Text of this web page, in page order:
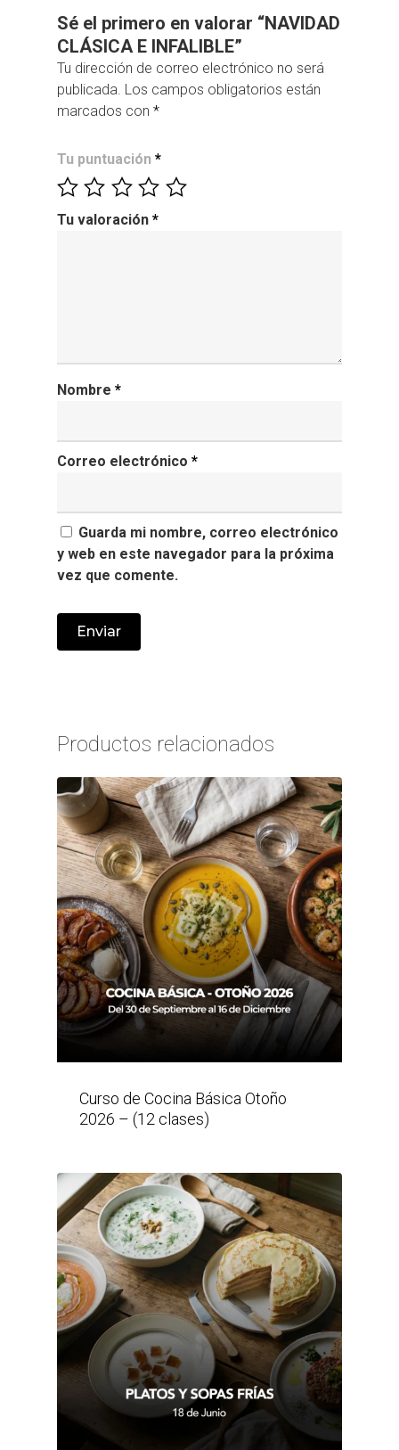
Sé el primero en valorar “NAVIDAD
CLÁSICA E INFALIBLE”
Tu dirección de correo electrónico no será
publicada. Los campos obligatorios están
marcados con *
Tu puntuación *
Tu valoración *
Nombre *
Correo electrónico *
Guarda mi nombre, correo electrónico
y web en este navegador para la próxima
vez que comente.
Productos relacionados
Curso de Cocina Básica Otoño
2026 – (12 clases)